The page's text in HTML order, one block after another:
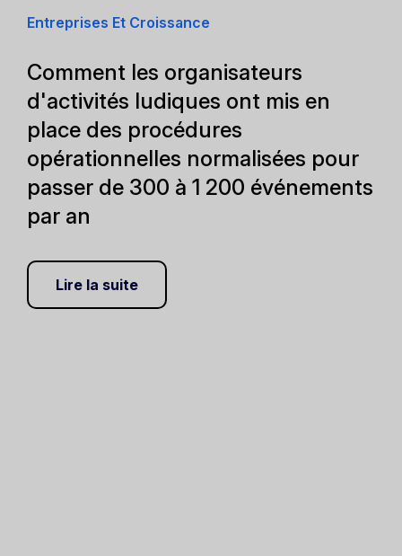
Entreprises Et Croissance
Comment les organisateurs
d'activités ludiques ont mis en
place des procédures
opérationnelles normalisées pour
passer de 300 à 1 200 événements
par an
Lire la suite